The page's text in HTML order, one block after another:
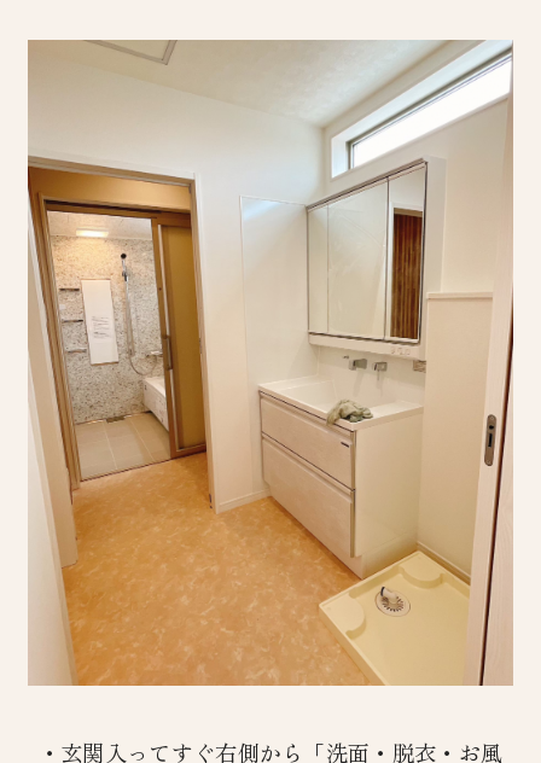
・玄関入ってすぐ右側から「洗面・脱衣・お風